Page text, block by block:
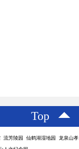
Top
流芳陵园 仙鹤湖湿地园 龙泉山孝